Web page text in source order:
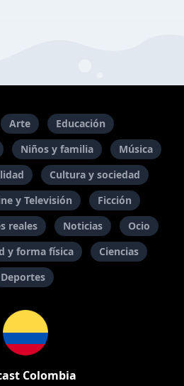
Arte
Educación
Niños y familia
Música
Cultura y sociedad
y Televisión
Ficción
reales Noticias
Ocio
y forma física
Ciencias
Deportes
Colombia